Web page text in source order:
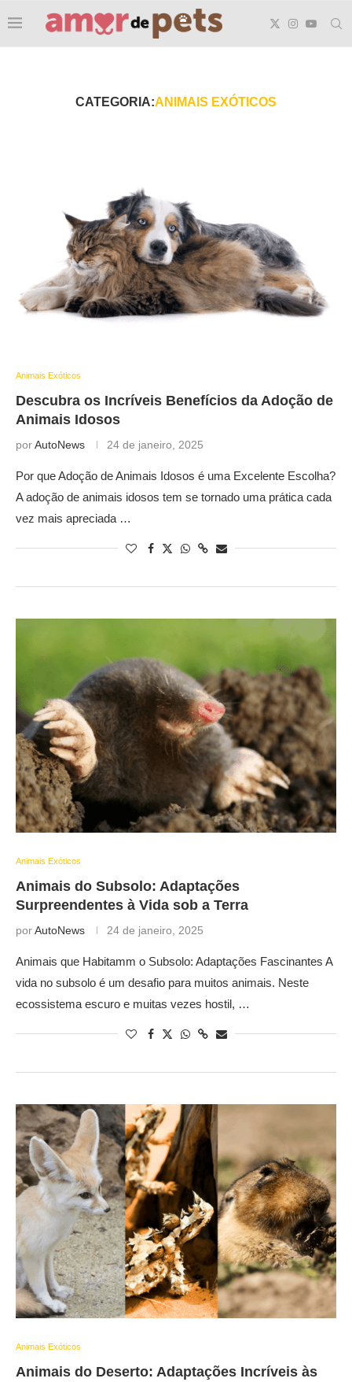
CATEGORIA:ANIMAIS EXÓTICOS
Animais Exóticos
Descubra os Incríveis Benefícios da Adoção de
Animais Idosos
porAutoNews 24 de janeiro, 2025
Por que Adoção de Animais Idosos é uma Excelente Escolha?
A adoção de animais idosos tem se tornado uma prática cada
vez mais apreciada …
Animais Exóticos
Animais do Subsolo: Adaptações
Surpreendentes à Vida sob a Terra
porAutoNews 24 de janeiro, 2025
Animais que Habitamm o Subsolo: Adaptações Fascinantes A
vida no subsolo é um desafio para muitos animais. Neste
ecossistema escuro e muitas vezes hostil, …
Animais Exóticos
Animais do Deserto: Adaptações Incríveis às